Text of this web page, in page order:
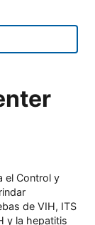
el Control y
de VIH, ITS
y la hepatitis